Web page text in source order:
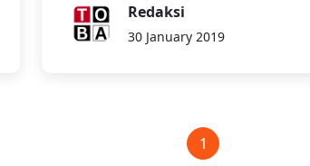
Redaksi
30 January 2019
1